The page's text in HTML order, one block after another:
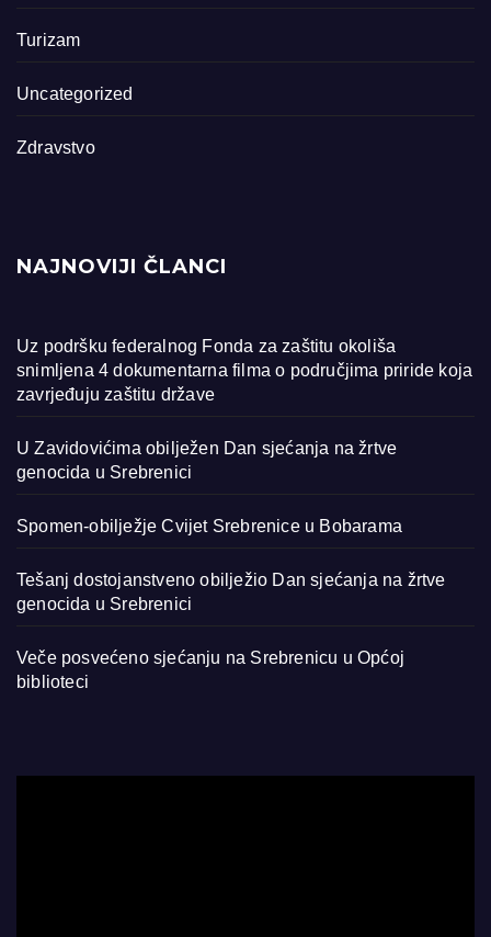
Turizam
Uncategorized
Zdravstvo
NAJNOVIJI ČLANCI
Uz podršku federalnog Fonda za zaštitu okoliša
snimljena 4 dokumentarna filma o područjima priride koja
zavrjeđuju zaštitu države
U Zavidovićima obilježen Dan sjećanja na žrtve
genocida u Srebrenici
Spomen-obilježje Cvijet Srebrenice u Bobarama
Tešanj dostojanstveno obilježio Dan sjećanja na žrtve
genocida u Srebrenici
Veče posvećeno sjećanju na Srebrenicu u Općoj
biblioteci